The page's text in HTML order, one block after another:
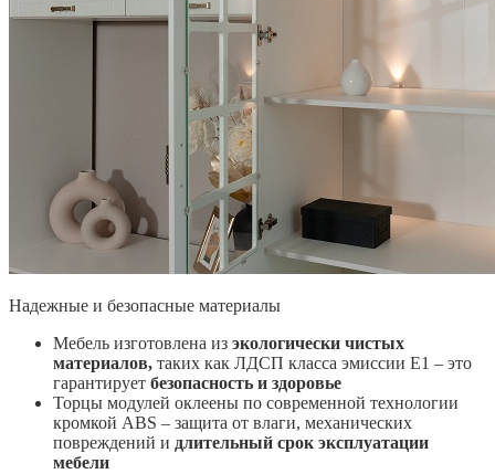
Надежные и безопасные материалы
Мебель изготовлена из экологически чистых
материалов, таких как ЛДСП класса эмиссии Е1 – это
гарантирует безопасность и здоровье
Торцы модулей оклеены по современной технологии
кромкой ABS – защита от влаги, механических
повреждений и длительный срок эксплуатации
мебели